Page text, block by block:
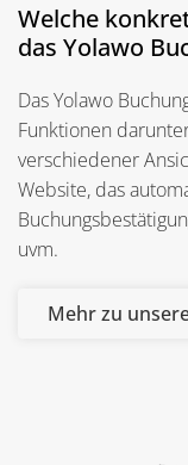
Welche
das Yolawo
Das Yolawo
Funktionen
verschiedener
Website, das
uvm.​
Mehr zu